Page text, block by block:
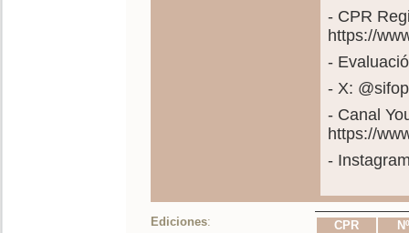
- CPR
https://
-
- X:
- Canal
https://
-
Ediciones: CPR